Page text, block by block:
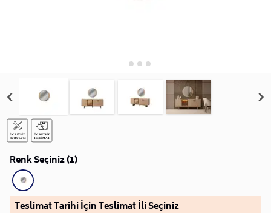
Renk Seçiniz (1)
Teslimat Tarihi İçin Teslimat İli Seçiniz